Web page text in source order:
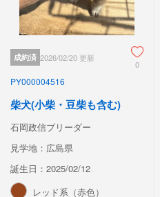
成約済 2026/02/20 更新
0
PY000004516
柴犬(小柴・豆柴も含む)
石岡政信ブリーダー
見学地：広島県
誕生日：2025/02/12
レッド系（赤色）